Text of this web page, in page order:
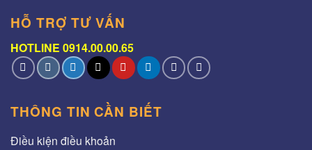
HỖ TRỢ TƯ VẤN
HOTLINE 0914.00.00.65
THÔNG TIN CẦN BIẾT
Điều kiện điều khoản